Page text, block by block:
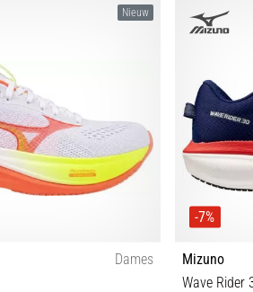
Nieuw
Dames
-7%
Mizuno
Wave Rider